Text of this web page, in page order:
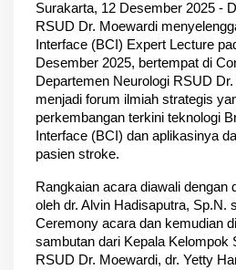
Surakarta, 12 Desember 2025 -
RSUD Dr. Moewardi
Interface (BCI) Expert Lecture
Desember 2025, bertempat di
Departemen Neurologi RSUD
menjadi forum ilmiah strategis
perkembangan terkini teknologi
Interface (BCI) dan aplikasinya
pasien stroke.
Rangkaian acara diawali dengan
oleh dr. Alvin Hadisaputra, Sp.N.
Ceremony acara dan kemudian
sambutan dari Kepala Kelompok
RSUD Dr. Moewardi, dr. Yetty